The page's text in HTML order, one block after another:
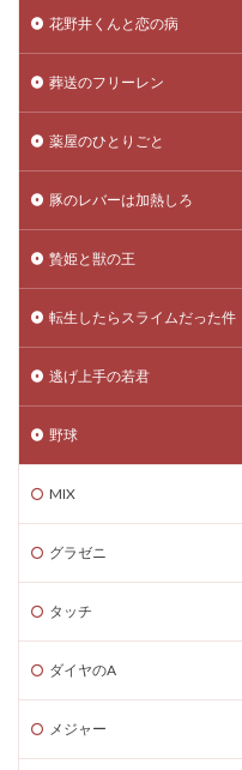
花野井くんと恋の病
葬送のフリーレン
薬屋のひとりごと
豚のレバーは加熱しろ
贄姫と獣の王
転生したらスライムだった件
逃げ上手の若君
野球
MIX
グラゼニ
タッチ
ダイヤのA
メジャー